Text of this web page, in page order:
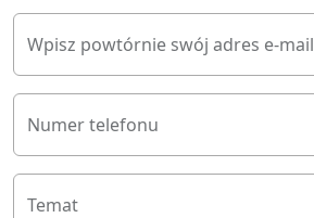
Wpisz powtórnie swój adres e-mail
Numer telefonu
Temat